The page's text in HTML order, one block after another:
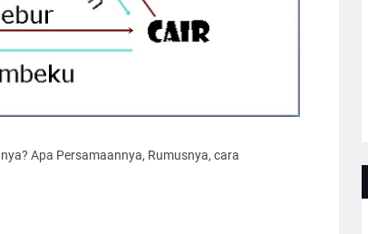
Apa Persamaannya, Rumusnya, cara